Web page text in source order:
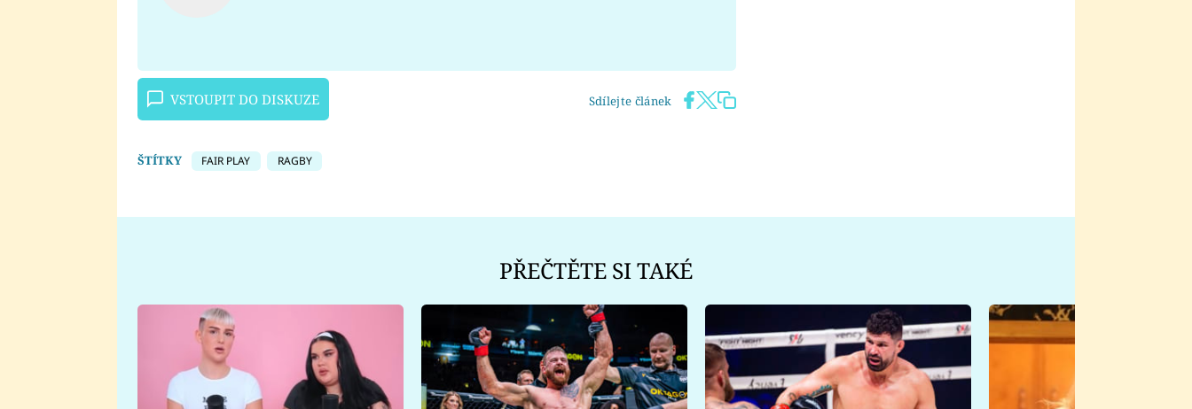
VSTOUPIT DO DISKUZE Sdílejte článek
ŠTÍTKY FAIR PLAY RAGBY
PŘEČTĚTE SI TAKÉ